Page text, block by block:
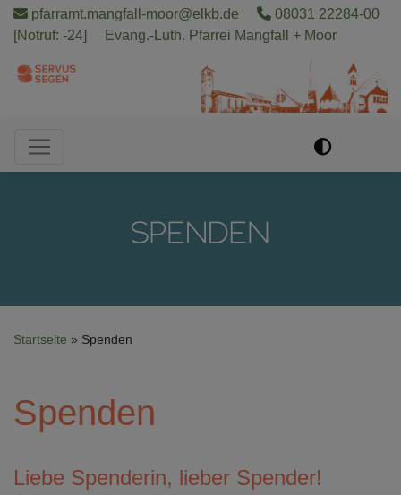
Direkt
zum
pfarramt.mangfall-moor@elkb.de
08031 22284-00
[Notruf: -24]
Evang.-Luth. Pfarrei Mangfall + Moor
Hauptnavigation
Startseite Spenden
Spenden
Liebe Spenderin, lieber Spender!